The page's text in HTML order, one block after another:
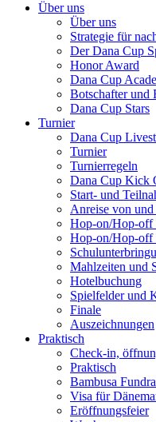
Über uns
Über uns
Strategie für
Der Dana Cup
Honor Award
Dana Cup
Botschafter und
Dana Cup Stars
Turnier
Dana Cup
Turnier
Turnierregeln
Dana Cup Kick
Start- und
Anreise von
Hop-on/Hop-off
Hop-on/Hop-off
Mahlzeiten und
Hotelbuchung
Spielfelder und
Finale
Auszeichnungen
Praktisch
Check-in,
Praktisch
Bambusa
Visa für
Eröffnungsfeier